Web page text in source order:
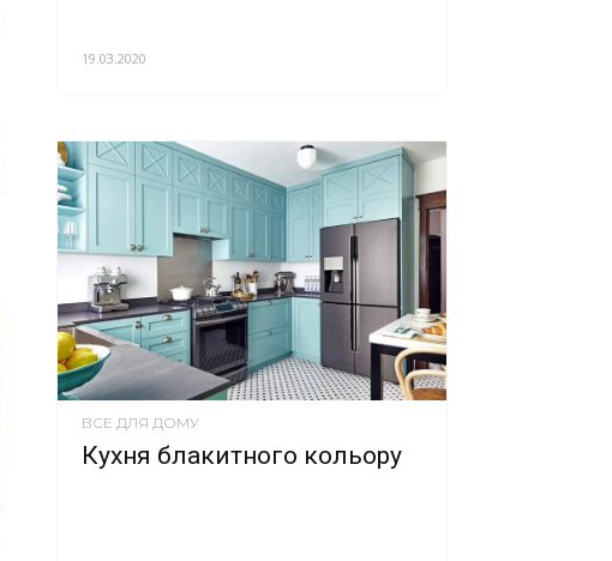
19.03.2020
ВСЕ ДЛЯ ДОМУ
Кухня блакитного кольору